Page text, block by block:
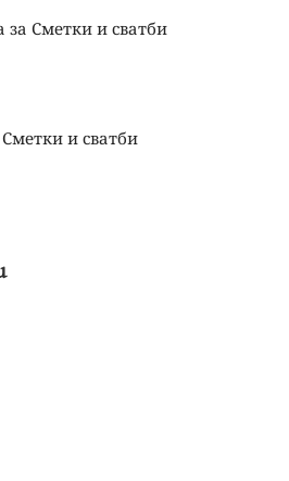
за Сметки и сватби
Сметки и сватби